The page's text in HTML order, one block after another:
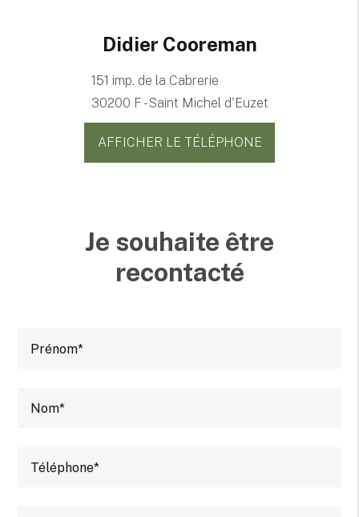
Didier Cooreman
151 imp. de la Cabrerie
30200 F - Saint Michel d'Euzet
AFFICHER LE TÉLÉPHONE
Je souhaite être
recontacté